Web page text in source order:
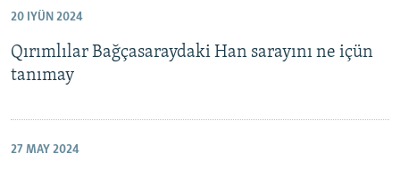
20 IYÜN 2024
Qırımlılar Bağçasaraydaki Han sarayını ne içün
tanımay
27 MAY 2024